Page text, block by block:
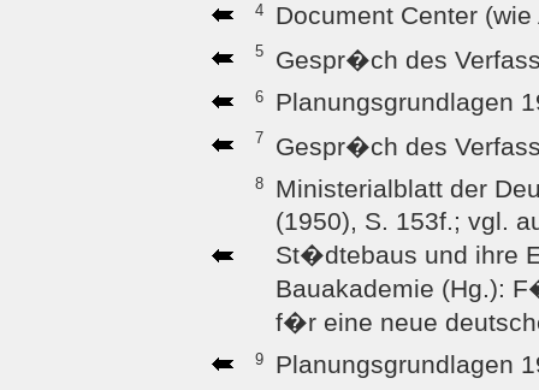
4 Document Center (wie
5 Gespr�ch des
6 Planungsgrundlagen
7 Gespr�ch des
8
Ministerialblatt der
(1950), S. 153f.; vgl.
St�dtebaus und ihre
Bauakademie (Hg.):
f�r eine neue
9 Planungsgrundlagen